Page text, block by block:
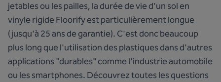
jetables ou les pailles, la durée de vie d'un sol en
vinyle rigide Floorify est particulièrement longue
(jusqu'à 25 ans de garantie). C'est donc beaucoup
plus long que l'utilisation des plastiques dans d'autres
applications "durables" comme l'industrie automobile
ou les smartphones. Découvrez toutes les questions